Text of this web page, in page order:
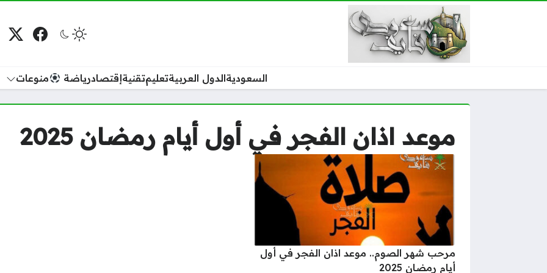
فيسبوك
السعوديةالدول العربيةتعليمتقنيةإقتصادرياضة منوعات
موعد اذان الفجر في أول أيام رمضان 2025
مرحب شهر الصوم.. موعد اذان الفجر في أول
أيام رمضان 2025